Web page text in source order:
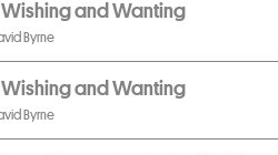
Wishing and Wanting
Byrne
Wishing and Wanting
Byrne